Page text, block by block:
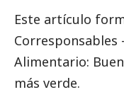
Este artículo
Corresponsables
Alimentario:
más verde.